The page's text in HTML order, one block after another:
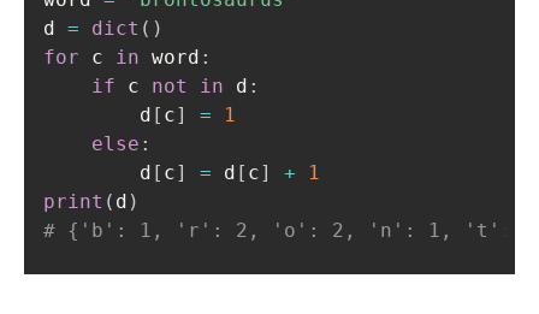
d = dict ( )
for c in word :
if c not in d :
        d
[ c] =
1
else :
        d
[ c] = d [ c] +
1
print ( d )
# {'b': 1, 'r': 2, 'o': 2, 'n': 1, 't':